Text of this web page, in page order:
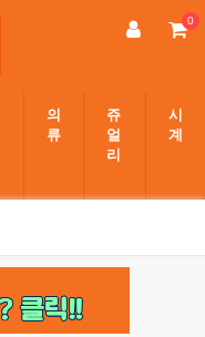
0
의
류
쥬
얼
리
시
계